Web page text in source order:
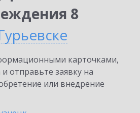
8
карточками,
отправьте заявку на
или внедрение